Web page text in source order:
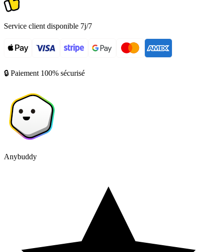
Service client disponible 7j/7
🔒 Paiement 100% sécurisé
Anybuddy